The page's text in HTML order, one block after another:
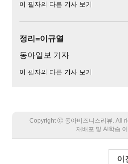
이 필자의 다른 기사 보기
정리=이규열
동아일보 기자
이 필자의 다른 기사 보기
Copyright Ⓒ 동아비즈니스리뷰. All
재배포 및 AI학습 이
이